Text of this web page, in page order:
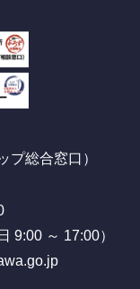
プ総合窓口）
9:00 ～ 17:00）